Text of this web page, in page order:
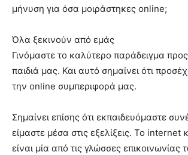
μήνυση για όσα μοιράστηκες online;
Όλα ξεκινούν από εμάς
Γινόμαστε το καλύτερο παράδειγμα
παιδιά μας. Και αυτό σημαίνει ότι
την online συμπεριφορά μας.
Σημαίνει επίσης ότι εκπαιδευόμαστε
είμαστε μέσα στις εξελίξεις. Το internet
είναι μία από τις γλώσσες επικοινωνίας